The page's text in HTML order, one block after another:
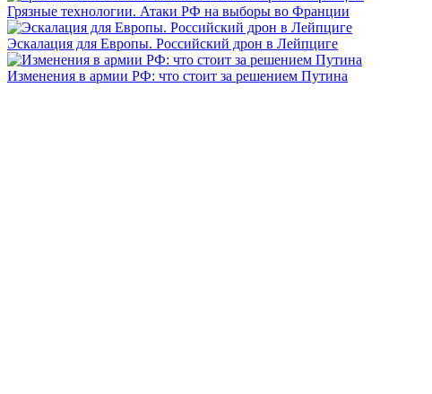
Грязные технологии. Атаки РФ на выборы во Франции
Эскалация для Европы. Российский дрон в Лейпциге
Изменения в армии РФ: что стоит за решением Путина